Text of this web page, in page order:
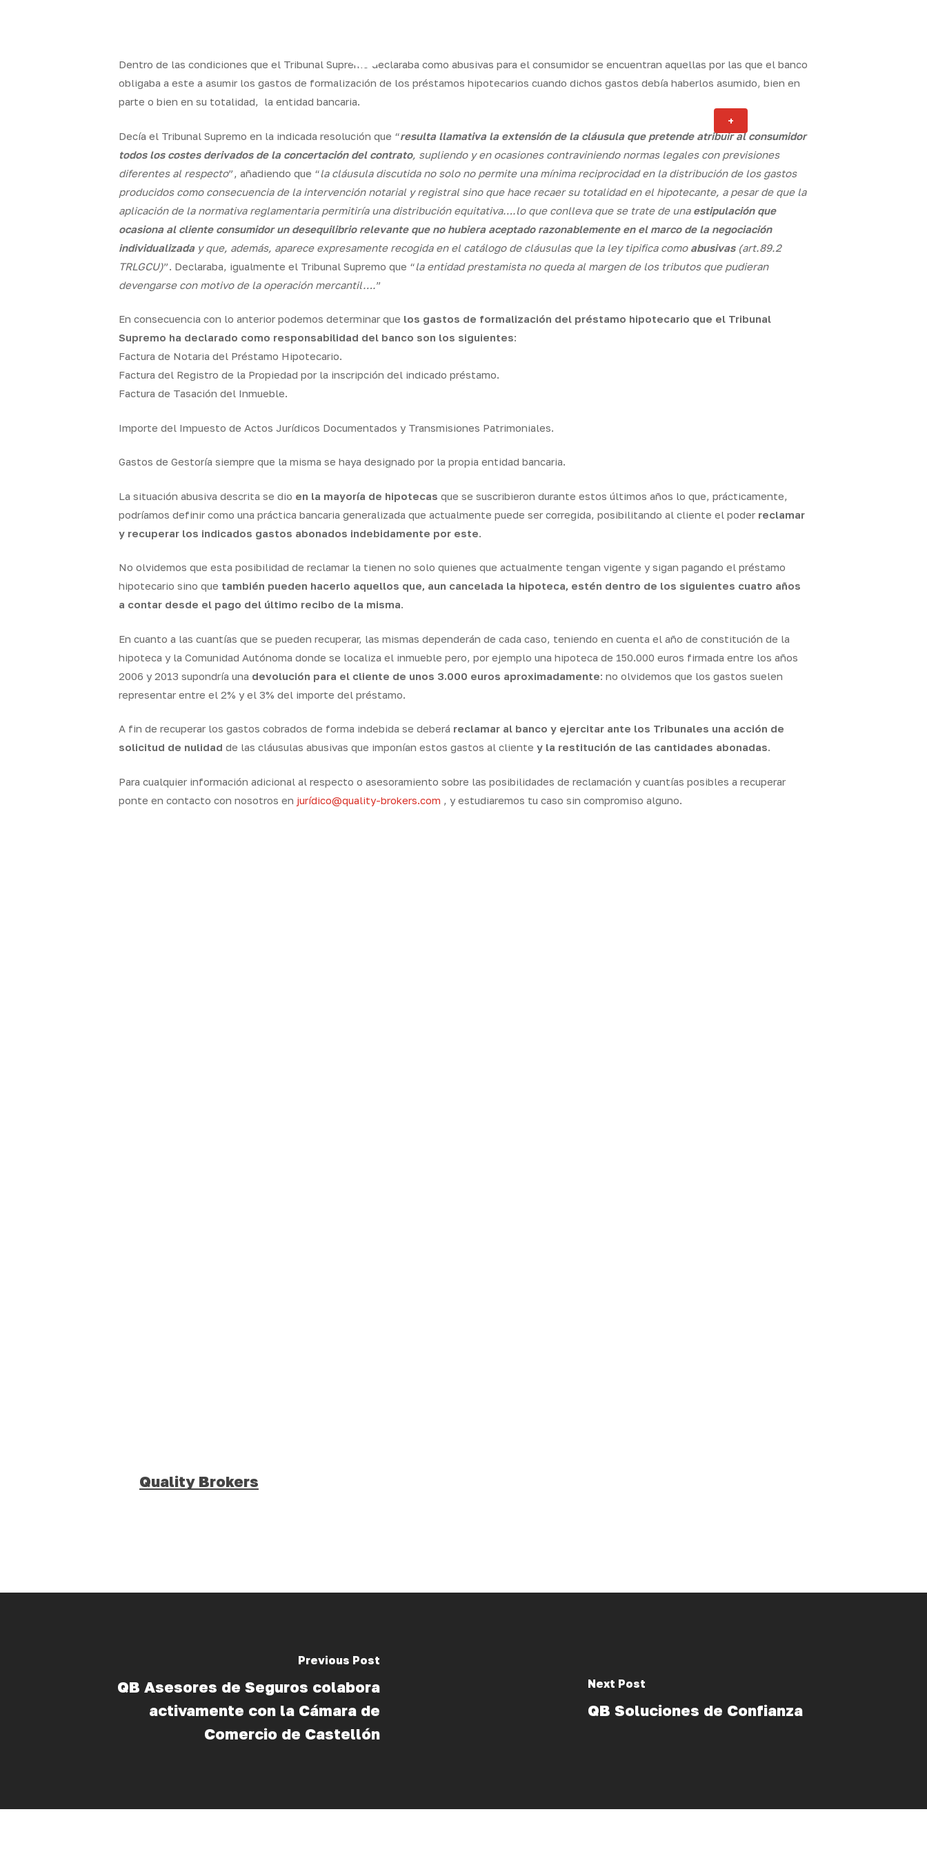
+
Dentro de las condiciones que el Tribunal Supremo declaraba como abusivas para el consumidor se encuentran aquellas por las que el banco
obligaba a este a asumir los gastos de formalización de los préstamos hipotecarios cuando dichos gastos debía haberlos asumido, bien en
parte o bien en su totalidad, la entidad bancaria.
Decía el Tribunal Supremo en la indicada resolución que “resulta llamativa la extensión de la cláusula que pretende atribuir al consumidor
todos los costes derivados de la concertación del contrato, supliendo y en ocasiones contraviniendo normas legales con previsiones
diferentes al respecto”, añadiendo que “la cláusula discutida no solo no permite una mínima reciprocidad en la distribución de los gastos
producidos como consecuencia de la intervención notarial y registral sino que hace recaer su totalidad en el hipotecante, a pesar de que la
aplicación de la normativa reglamentaria permitiría una distribución equitativa….lo que conlleva que se trate de una estipulación que
ocasiona al cliente consumidor un desequilibrio relevante que no hubiera aceptado razonablemente en el marco de la negociación
individualizada y que, además, aparece expresamente recogida en el catálogo de cláusulas que la ley tipifica como abusivas(art.89.2
TRLGCU)”. Declaraba, igualmente el Tribunal Supremo que “la entidad prestamista no queda al margen de los tributos que pudieran
devengarse con motivo de la operación mercantil…. ”
En consecuencia con lo anterior podemos determinar que los gastos de formalización del préstamo hipotecario que el Tribunal
Supremo ha declarado como responsabilidad del banco son los siguientes:
Factura de Notaria del Préstamo Hipotecario.
Factura del Registro de la Propiedad por la inscripción del indicado préstamo.
Factura de Tasación del Inmueble.
Importe del Impuesto de Actos Jurídicos Documentados y Transmisiones Patrimoniales.
Gastos de Gestoría siempre que la misma se haya designado por la propia entidad bancaria.
La situación abusiva descrita se dio en la mayoría de hipotecas que se suscribieron durante estos últimos años lo que, prácticamente,
podríamos definir como una práctica bancaria generalizada que actualmente puede ser corregida, posibilitando al cliente el poder reclamar
y recuperar los indicados gastos abonados indebidamente por este
No olvidemos que esta posibilidad de reclamar la tienen no solo quienes que actualmente tengan vigente y sigan pagando el préstamo
hipotecario sino que también pueden hacerlo aquellos que, aun cancelada la hipoteca, estén dentro de los siguientes cuatro años
a contar desde el pago del último recibo de la misma.
En cuanto a las cuantías que se pueden recuperar, las mismas dependerán de cada caso, teniendo en cuenta el año de constitución de la
hipoteca y la Comunidad Autónoma donde se localiza el inmueble pero, por ejemplo una hipoteca de 150.000 euros firmada entre los años
2006 y 2013 supondría una devolución para el cliente de unos 3.000 euros aproximadamente: no olvidemos que los gastos suelen
representar entre el 2% y el 3% del importe del préstamo.
A fin de recuperar los gastos cobrados de forma indebida se deberá reclamar al banco y ejercitar ante los Tribunales una acción de
solicitud de nulidad de las cláusulas abusivas que imponían estos gastos al cliente y la restitución de las cantidades abonadas.
Para cualquier información adicional al respecto o asesoramiento sobre las posibilidades de reclamación y cuantías posibles a recuperar
ponte en contacto con nosotros en jurídico@quality-brokers.com , y estudiaremos tu caso sin compromiso alguno.
Quality Brokers
Previous Post
QB Asesores de Seguros colabora
activamente con la Cámara de
Comercio de Castellón
Next Post
QB Soluciones de Confianza